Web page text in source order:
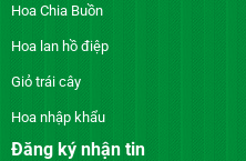
Hoa Chia Buồn
Hoa lan hồ điệp
Giỏ trái cây
Hoa nhập khẩu
Đăng ký nhận tin